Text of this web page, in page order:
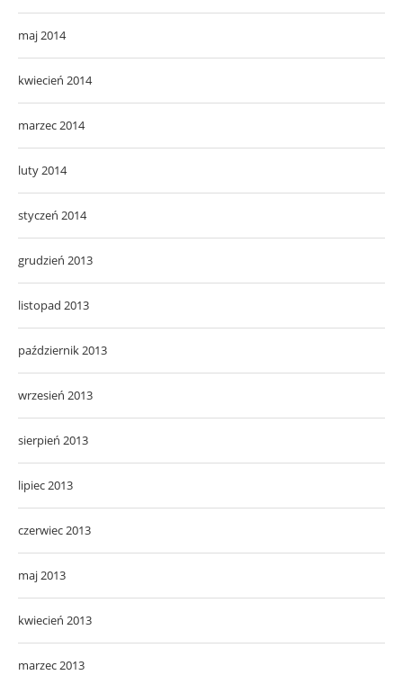
maj 2014
kwiecień 2014
marzec 2014
luty 2014
styczeń 2014
grudzień 2013
listopad 2013
październik 2013
wrzesień 2013
sierpień 2013
lipiec 2013
czerwiec 2013
maj 2013
kwiecień 2013
marzec 2013